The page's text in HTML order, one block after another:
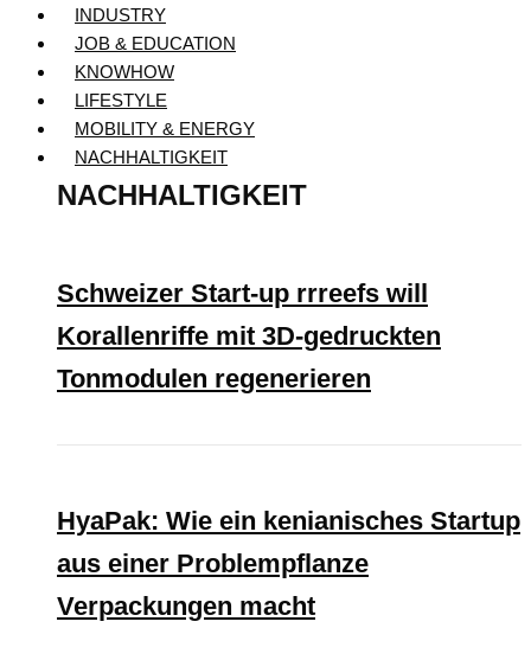
INDUSTRY
JOB & EDUCATION
KNOWHOW
LIFESTYLE
MOBILITY & ENERGY
NACHHALTIGKEIT
NACHHALTIGKEIT
Schweizer Start-up rrreefs will
Korallenriffe mit 3D-gedruckten
Tonmodulen regenerieren
HyaPak: Wie ein kenianisches Startup
aus einer Problempflanze
Verpackungen macht